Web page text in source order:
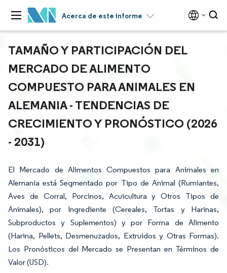
Acerca de este informe
TAMAÑO Y PARTICIPACIÓN DEL
MERCADO DE ALIMENTO
COMPUESTO PARA ANIMALES EN
ALEMANIA - TENDENCIAS DE
CRECIMIENTO Y PRONÓSTICO (2026
- 2031)
El Mercado de Alimentos Compuestos para Animales en
Alemania está Segmentado por Tipo de Animal (Rumiantes,
Aves de Corral, Porcinos, Acuicultura y Otros Tipos de
Animales), por Ingrediente (Cereales, Tortas y Harinas,
Subproductos y Suplementos) y por Forma de Alimento
(Harina, Pellets, Desmenuzados, Extruidos y Otras Formas).
Los Pronósticos del Mercado se Presentan en Términos de
Valor (USD).